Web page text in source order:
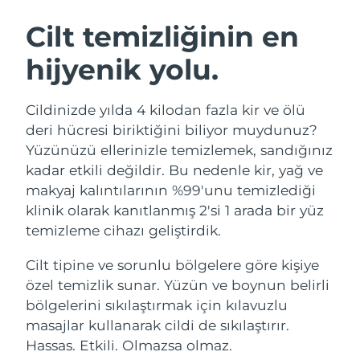
Cilt temizliğinin en
hijyenik yolu.
Cildinizde yılda 4 kilodan fazla kir ve ölü
deri hücresi biriktiğini biliyor muydunuz?
Yüzünüzü ellerinizle temizlemek, sandığınız
kadar etkili değildir. Bu nedenle kir, yağ ve
makyaj kalıntılarının %99'unu temizlediği
klinik olarak kanıtlanmış 2'si 1 arada bir yüz
temizleme cihazı geliştirdik.
Cilt tipine ve sorunlu bölgelere göre kişiye
özel temizlik sunar. Yüzün ve boynun belirli
bölgelerini sıkılaştırmak için kılavuzlu
masajlar kullanarak cildi de sıkılaştırır.
Hassas. Etkili. Olmazsa olmaz.
LUNA™ 4 seti
Anti-aging massage
LUNA™ 4 Plus
Massage, LED heating
LUNA™ 4 Men
For men, anti-aging massage
BEAR™ 2 seti
Microcurrent toning
BEAR™ 2 go
Microcurrent toning on-the-go
BEAR™ 2 eyes & lips
Microcurrent line smoothing device
Nemlendirme
UFO™ 3 seti
Deep facial hydration
UFO™ 3 LED
Near-infrared and red light therapy
device
Ağız bakımı
issa™ 4
Hybrid silicone sonic toothbrush
issa™ 4 plus
Smart hybrid silicone sonic toothbrush
FAQ™ YAŞLANMA KARŞITI BAKIM
Yaşlanma karşıtı LED bakım
NEW
Avusturya Tahmini teslim tarihi
Bahreyn Tahmini teslim tarihi
Belçika Tahmini teslim tarihi8/10/26
Bermuda Tahmini teslim tarihi8/16/26
Bosna-Hersek Tahmini teslim tarihi8/13/26
Brunei Tahmini teslim tarihi
Bulgaristan Tahmini teslim tarihi8/10/26
Kanada Tahmini teslim tarihi
Şili Tahmini teslim tarihi